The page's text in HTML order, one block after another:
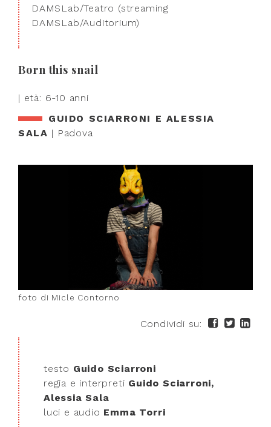
DAMSLab/Teatro (streaming
DAMSLab/Auditorium)
Born this snail
| età: 6-10 anni
GUIDO SCIARRONI E ALESSIA
SALA | Padova
foto di Micle Contorno
Condividi su:
testo Guido Sciarroni
regia e interpreti Guido Sciarroni,
Alessia Sala
luci e audio Emma Torri